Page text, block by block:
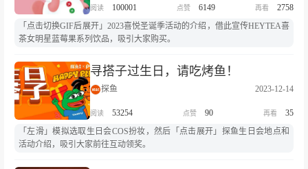
100001 6149
2758
「点击切换GIF后展开」2023喜悦圣诞季活动的介绍，借此宣传HEYTEA喜
茶女明星蓝莓果系列饮品，吸引大家购买。
寻搭子过生日，请吃烤鱼！
探鱼 2023-12-14
53254 90
35
「左滑」模拟选取生日会COS扮妆，然后「点击展开」探鱼生日会地点和
活动介绍，吸引大家前往互动领奖。